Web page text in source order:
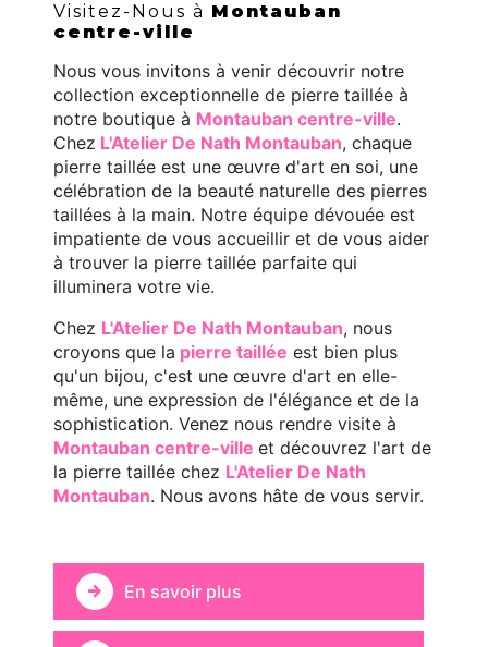
Visitez-Nous à Montauban
centre-ville
Nous vous invitons à venir découvrir notre
collection exceptionnelle de pierre taillée à
notre boutique à Montauban centre-ville.
Chez L'Atelier De Nath Montauban, chaque
pierre taillée est une œuvre d'art en soi, une
célébration de la beauté naturelle des pierres
taillées à la main. Notre équipe dévouée est
impatiente de vous accueillir et de vous aider
à trouver la pierre taillée parfaite qui
illuminera votre vie.
Chez L'Atelier De Nath Montauban, nous
croyons que la pierre taillée est bien plus
qu'un bijou, c'est une œuvre d'art en elle-
même, une expression de l'élégance et de la
sophistication. Venez nous rendre visite à
Montauban centre-ville et découvrez l'art de
la pierre taillée chez L'Atelier De Nath
Montauban. Nous avons hâte de vous servir.
En savoir plus